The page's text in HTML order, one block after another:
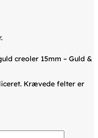
creoler 15mm – Guld &
Krævede felter er